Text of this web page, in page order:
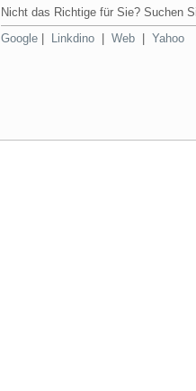
Nicht das Richtige für Sie? Suchen
Google
Linkdino Web Yahoo